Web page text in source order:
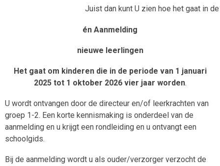
Juist dan kunt U zien hoe het gaat in
én Aanmelding
nieuwe leerlingen
Het gaat om kinderen die in de periode van 1 januari
2025 tot 1 oktober 2026 vier jaar worden.
U wordt ontvangen door de directeur en/of leerkrachten van
groep 1-2. Een korte kennismaking is onderdeel van de
aanmelding en u krijgt een rondleiding en u ontvangt een
schoolgids.
Bij de aanmelding wordt u als ouder/verzorger verzocht de